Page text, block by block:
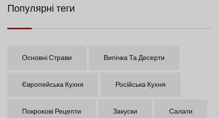
Популярні теги
Основні Страви Випічка Та Десерти
Європейська Кухня Російська Кухня
Покрокові Рецепти Закуски Салати